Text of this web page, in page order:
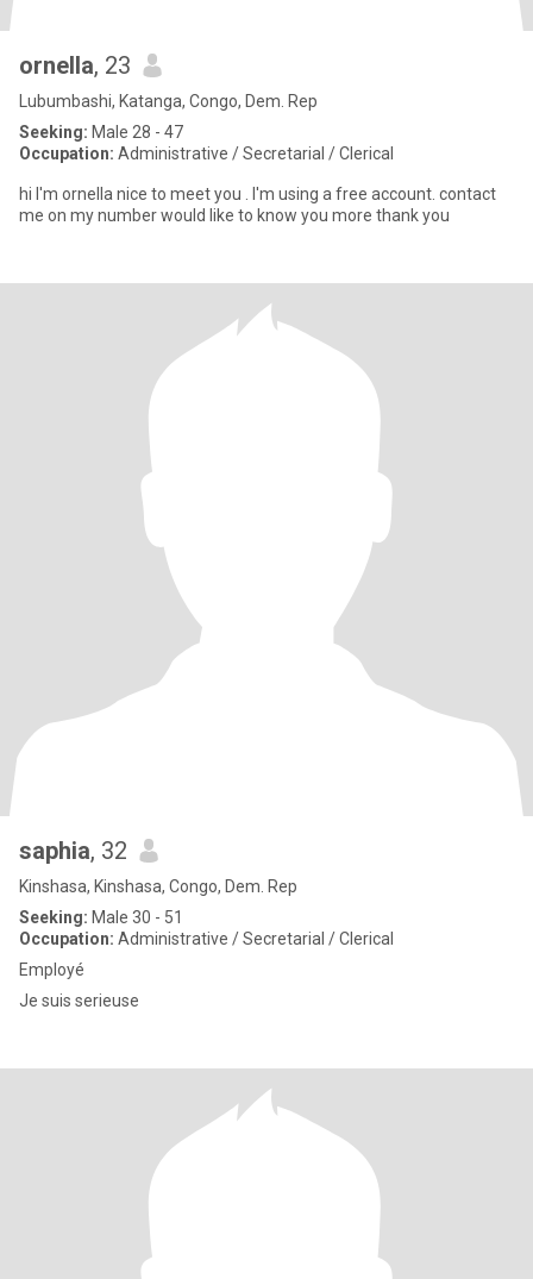
ornella, 23
Lubumbashi, Katanga, Congo, Dem. Rep
Seeking: Male 28 - 47
Occupation: Administrative / Secretarial / Clerical
hi I'm ornella nice to meet you . I'm using a free account. contact
me on my number would like to know you more thank you
saphia, 32
Kinshasa, Kinshasa, Congo, Dem. Rep
Seeking: Male 30 - 51
Occupation: Administrative / Secretarial / Clerical
Employé
Je suis serieuse